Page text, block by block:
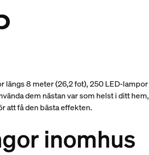
längs 8 meter (26,2 fot), 250 LED-lampor
dem nästan var som helst i ditt hem,
att få den bästa effekten.
inomhus